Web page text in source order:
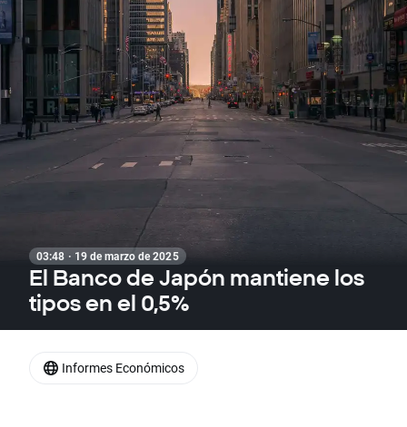
03:48 · 19 de marzo de 2025
El Banco de Japón mantiene los
tipos en el 0,5%
Informes Económicos